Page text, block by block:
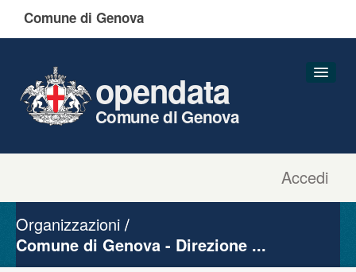
Comune di Genova
Accedi
opendata
Comune di Genova
Gruppi
Organizzazioni
Comune di Genova - Direzione ...